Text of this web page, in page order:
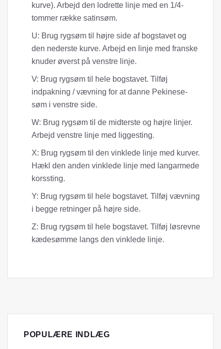
kurve). Arbejd den lodrette linje med en 1/4-
tommer række satinsøm.
U: Brug rygsøm til højre side af bogstavet og
den nederste kurve. Arbejd en linje med franske
knuder øverst på venstre linje.
V: Brug rygsøm til hele bogstavet. Tilføj
indpakning / vævning for at danne Pekinese-
søm i venstre side.
W: Brug rygsøm til de midterste og højre linjer.
Arbejd venstre linje med liggesting.
X: Brug rygsøm til den vinklede linje med kurver.
Hækl den anden vinklede linje med langarmede
korssting.
Y: Brug rygsøm til hele bogstavet. Tilføj vævning
i begge retninger på højre side.
Z: Brug rygsøm til hele bogstavet. Tilføj løsrevne
kædesømme langs den vinklede linje.
POPULÆRE INDLÆG